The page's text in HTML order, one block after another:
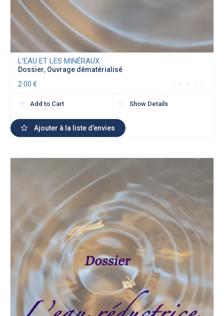
L’EAU ET LES MINÉRAUX
Dossier, Ouvrage dématérialisé
2.00€
Add to Cart Show Details
Ajouter à la liste d’envies